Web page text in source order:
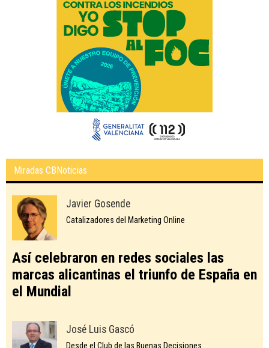
Miradas CBNoticias
Javier Gosende
Catalizadores del Marketing Online
Así celebraron en redes sociales las
marcas alicantinas el triunfo de España en
el Mundial
José Luis Gascó
Desde el Club de las Buenas Decisiones